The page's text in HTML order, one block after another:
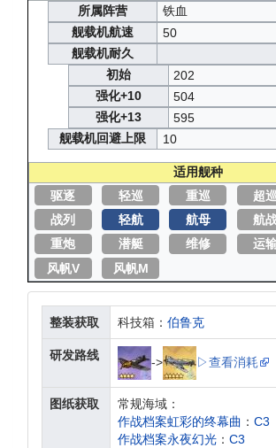
所属阵营
铁血
舰载机航速
50
舰载机耐久
初始
202
强化+10
504
强化+13
595
舰载机回避上限
10
适用舰种
驱逐
轻巡 重巡 超巡
战列
轻航 航母 航
重炮
潜艇 维修 运
风帆V
风帆M
整装获取 科技箱： 伯鲁克
研发路线 -> ▷查看消耗
图纸获取
常规海域：
作战档案虹彩的终幕曲 ： C3
作战档案永夜幻光 ： C3